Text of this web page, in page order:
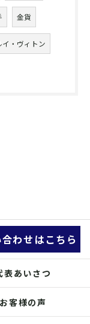
金貨
イ・ヴィトン
わせはこちら
表あいさつ
お客様の声